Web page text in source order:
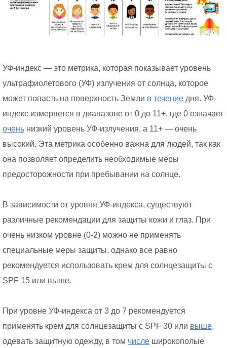
УФ-индекс — это метрика, которая показывает уровень
ультрафиолетового (УФ) излучения от солнца, которое
может попасть на поверхность Земли в течение дня. УФ-
индекс измеряется в диапазоне от 0 до 11+, где 0 означает
очень низкий уровень УФ-излучения, а 11+ — очень
высокий. Эта метрика особенно важна для людей, так как
она позволяет определить необходимые меры
предосторожности при пребывании на солнце.
В зависимости от уровня УФ-индекса, существуют
различные рекомендации для защиты кожи и глаз. При
очень низком уровне (0-2) можно не применять
специальные меры защиты, однако все равно
рекомендуется использовать крем для солнцезащиты с
SPF 15 или выше.
При уровне УФ-индекса от 3 до 7 рекомендуется
применять крем для солнцезащиты с SPF 30 или выше,
одевать защитную одежду, в том числе широкополые